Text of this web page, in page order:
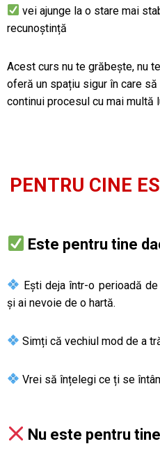
vei ajunge la o stare mai
recunoștință
Acest curs nu te grăbește, nu
oferă un spațiu sigur în care
continui procesul cu mai multă
PENTRU CINE
Este pentru tine
Ești deja într-o perioadă
și ai nevoie de o hartă.
Simți că vechiul mod de a
Vrei să înțelegi ce ți se
Nu este pentru